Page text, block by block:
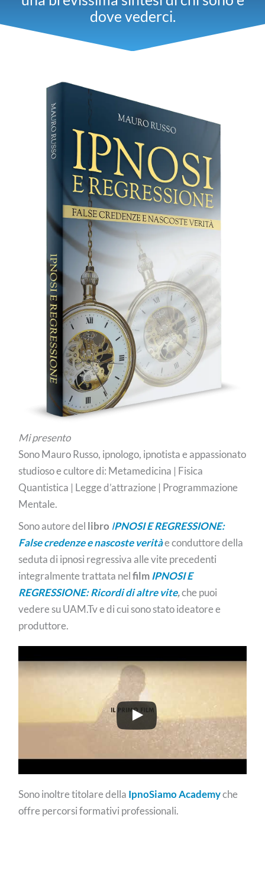
dove vederci.
Mi presento
Sono Mauro Russo, ipnologo, ipnotista e appassionato
studioso e cultore di: Metamedicina | Fisica
Quantistica | Legge d’attrazione | Programmazione
Mentale.
Sono autore del libro IPNOSI E REGRESSIONE:
False credenze e nascoste veritàe conduttore della
seduta di ipnosi regressiva alle vite precedenti
integralmente trattata nelfilmIPNOSI E
REGRESSIONE: Ricordi di altre vite,che puoi
vedere su UAM.Tv e di cui sono stato ideatore e
produttore.
Sono inoltre titolare della IpnoSiamo Academyche
offre percorsi formativi professionali.